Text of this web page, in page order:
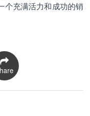
个充满活力和成功的销